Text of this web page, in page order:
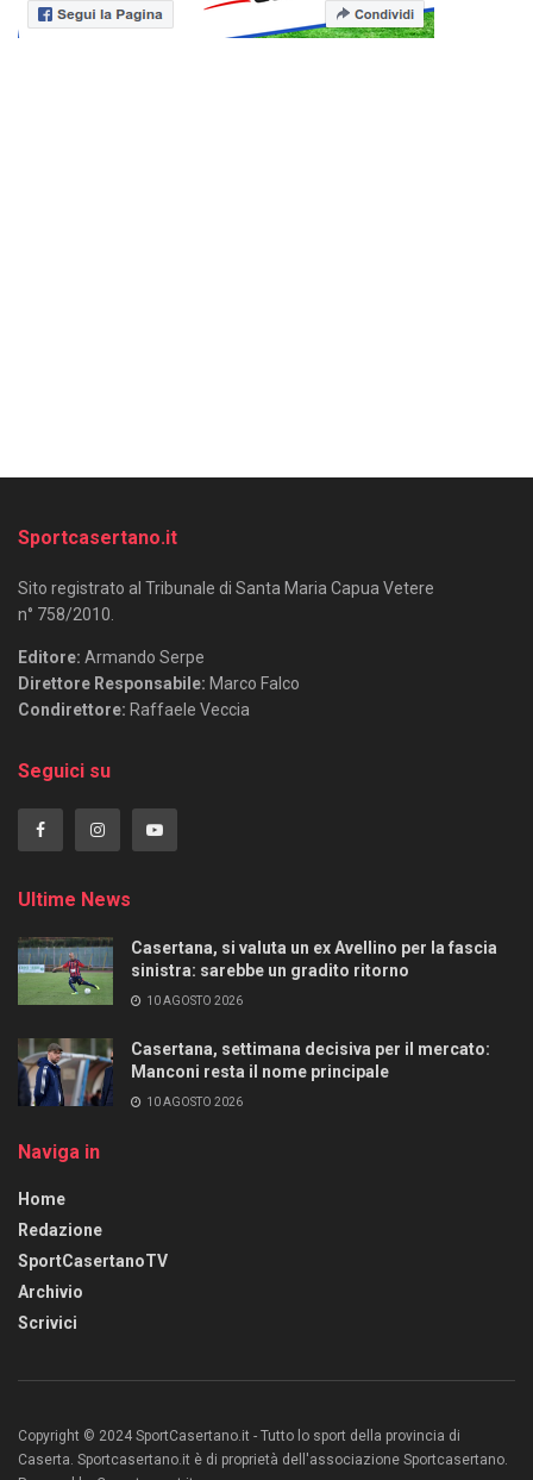
Sportcasertano.it
Sito registrato al Tribunale di Santa Maria Capua Vetere
n° 758/2010.
Editore: Armando Serpe
Direttore Responsabile: Marco Falco
Condirettore: Raffaele Veccia
Seguici su
Ultime News
Casertana, si valuta un ex Avellino per la fascia
sinistra: sarebbe un gradito ritorno
10 AGOSTO 2026
Casertana, settimana decisiva per il mercato:
Manconi resta il nome principale
10 AGOSTO 2026
Naviga in
Home
Redazione
SportCasertanoTV
Archivio
Scrivici
Copyright © 2024 SportCasertano.it - Tutto lo sport della provincia di
Caserta. Sportcasertano.it è di proprietà dell'associazione Sportcasertano.